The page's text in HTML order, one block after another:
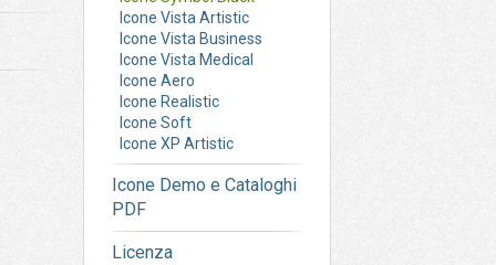
Icone Vista Artistic
Icone Vista Business
Icone Vista Medical
Icone Aero
Icone Realistic
Icone Soft
Icone XP Artistic
Icone Demo e Cataloghi
PDF
Licenza